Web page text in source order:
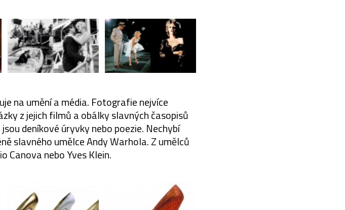
na umění a média. Fotografie nejvíce
z jejich filmů a obálky slavných časopisů
deníkové úryvky nebo poezie. Nechybí
slavného umělce Andy Warhola. Z umělců
Canova nebo Yves Klein.